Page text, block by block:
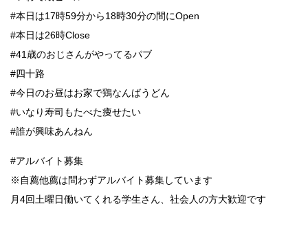
#本日は17時59分から18時30分の間にOpen
#本日は26時Close
#41歳のおじさんがやってるパブ
#四十路
#今日のお昼はお家で鶏なんばうどん
#いなり寿司もたべた痩せたい
#誰が興味あんねん
#アルバイト募集
※自薦他薦は問わずアルバイト募集しています
月4回土曜日働いてくれる学生さん、社会人の方大歓迎です